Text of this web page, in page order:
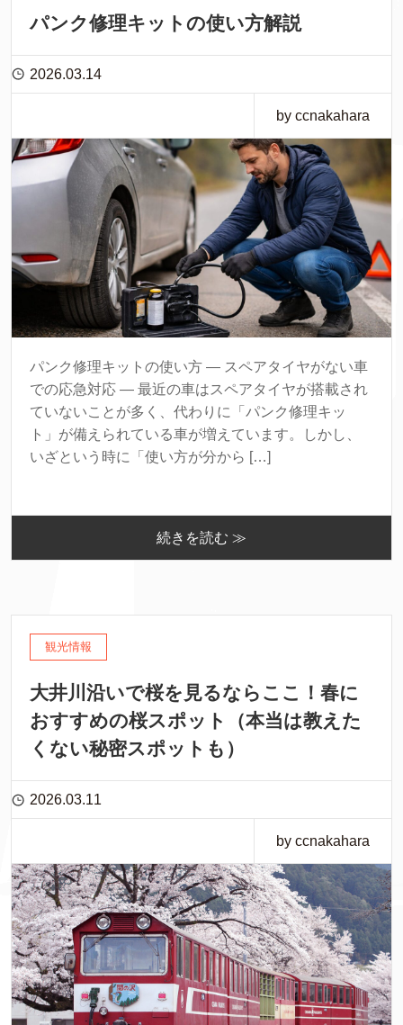
パンク修理キットの使い方解説
2026.03.14
by ccnakahara
パンク修理キットの使い方 ― スペアタイヤがない車
での応急対応 ― 最近の車はスペアタイヤが搭載され
ていないことが多く、代わりに「パンク修理キッ
ト」が備えられている車が増えています。しかし、
いざという時に「使い方が分から […]
続きを読む ≫
観光情報
大井川沿いで桜を見るならここ！春に
おすすめの桜スポット（本当は教えた
くない秘密スポットも）
2026.03.11
by ccnakahara